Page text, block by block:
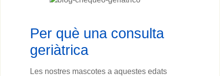
Per què una consulta
geriàtrica
Les nostres mascotes a aquestes edats